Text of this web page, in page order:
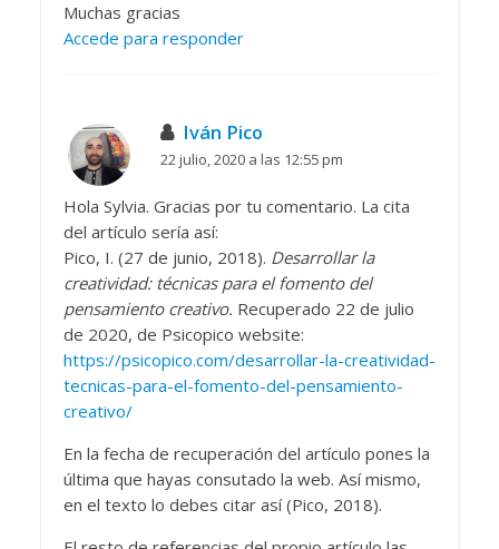
Muchas gracias
Accede para responder
Iván Pico
22 julio, 2020 a las 12:55 pm
Hola Sylvia. Gracias por tu comentario. La cita
del artículo sería así:
Pico, I. (27 de junio, 2018). Desarrollar la
creatividad: técnicas para el fomento del
pensamiento creativo. Recuperado 22 de julio
de 2020, de Psicopico website:
https://psicopico.com/desarrollar-la-creatividad-
tecnicas-para-el-fomento-del-pensamiento-
creativo/
En la fecha de recuperación del artículo pones la
última que hayas consutado la web. Así mismo,
en el texto lo debes citar así (Pico, 2018).